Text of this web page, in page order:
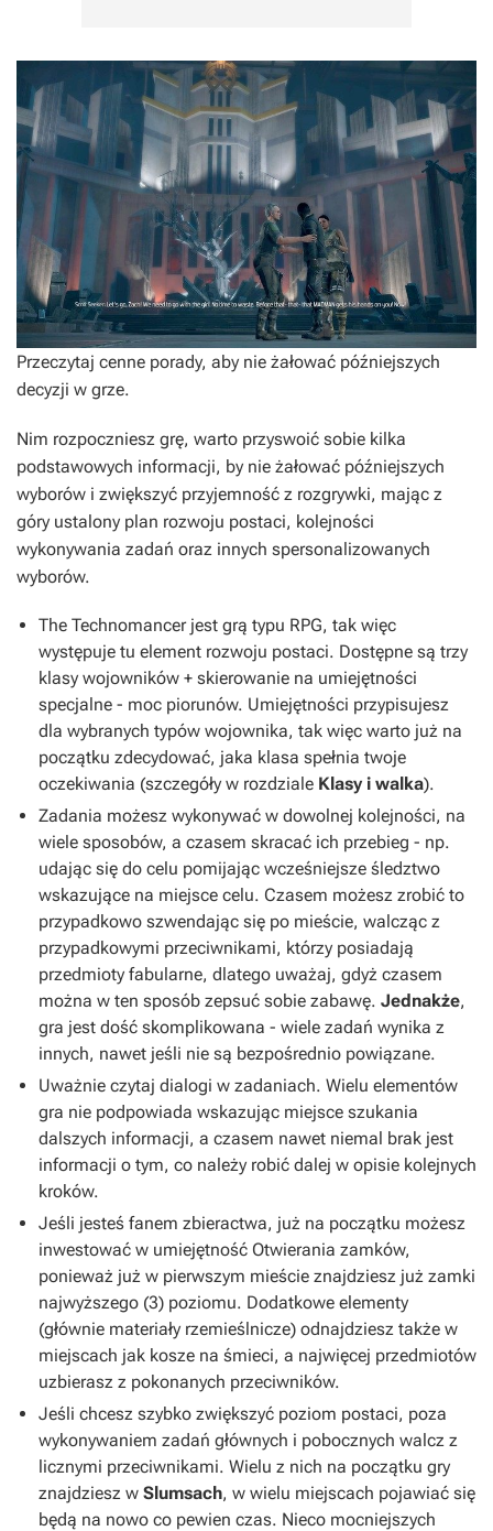
Przeczytaj cenne porady, aby nie żałować późniejszych
decyzji w grze.
Nim rozpoczniesz grę, warto przyswoić sobie kilka
podstawowych informacji, by nie żałować późniejszych
wyborów i zwiększyć przyjemność z rozgrywki, mając z
góry ustalony plan rozwoju postaci, kolejności
wykonywania zadań oraz innych spersonalizowanych
wyborów.
The Technomancerjest grą typu RPG, tak więc
występuje tu element rozwoju postaci. Dostępne są trzy
klasy wojowników + skierowanie na umiejętności
specjalne - moc piorunów. Umiejętności przypisujesz
dla wybranych typów wojownika, tak więc warto już na
początku zdecydować, jaka klasa spełnia twoje
oczekiwania (szczegóły w rozdziale Klasy i walka).
Zadania możesz wykonywać w dowolnej kolejności, na
wiele sposobów, a czasem skracać ich przebieg - np.
udając się do celu pomijając wcześniejsze śledztwo
wskazujące na miejsce celu. Czasem możesz zrobić to
przypadkowo szwendając się po mieście, walcząc z
przypadkowymi przeciwnikami, którzy posiadają
przedmioty fabularne, dlatego uważaj, gdyż czasem
można w ten sposób zepsuć sobie zabawę. Jednakże,
gra jest dość skomplikowana - wiele zadań wynika z
innych, nawet jeśli nie są bezpośrednio powiązane.
Uważnie czytaj dialogi w zadaniach. Wielu elementów
gra nie podpowiada wskazując miejsce szukania
dalszych informacji, a czasem nawet niemal brak jest
informacji o tym, co należy robić dalej w opisie kolejnych
kroków.
Jeśli jesteś fanem zbieractwa, już na początku możesz
inwestować w umiejętność Otwierania zamków,
ponieważ już w pierwszym mieście znajdziesz już zamki
najwyższego (3) poziomu. Dodatkowe elementy
(głównie materiały rzemieślnicze) odnajdziesz także w
miejscach jak kosze na śmieci, a najwięcej przedmiotów
uzbierasz z pokonanych przeciwników.
Jeśli chcesz szybko zwiększyć poziom postaci, poza
wykonywaniem zadań głównych i pobocznych walcz z
licznymi przeciwnikami. Wielu z nich na początku gry
znajdziesz w Slumsach, w wielu miejscach pojawiać się
będą na nowo co pewien czas. Nieco mocniejszych